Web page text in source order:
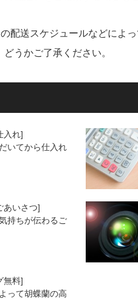
配送スケジュールなどによ
うかご了承ください。
入れ]
いてから仕入れ
いさつ]
持ちが伝わるご
無料]
って胡蝶蘭の高